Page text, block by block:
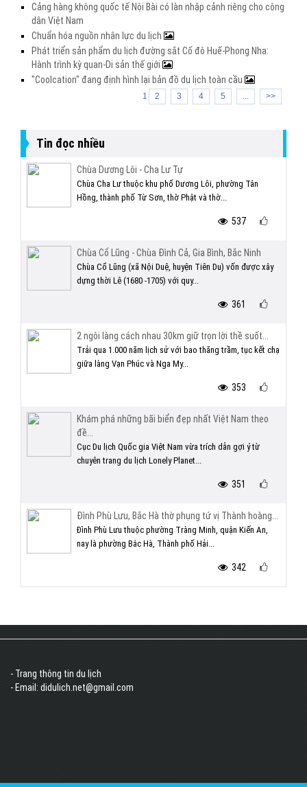
Cảng hàng không quốc tế Nội Bài có làn nhập cảnh riêng cho công
dân Việt Nam
Chuẩn hóa nguồn nhân lực du lịch
Phát triển sản phẩm du lịch đường sắt Cố đô Huế-Phong Nha:
Hành trình kỳ quan-Di sản thế giới
"Coolcation" đang định hình lại bản đồ du lịch toàn cầu
1 2 3 4 5 ... >>
Tin đọc nhiều
Chùa Dương Lôi - Cha Lư Tự
Chùa Cha Lư thuộc khu phố Dương Lôi, phường Tân
Hồng, thành phố Từ Sơn, thờ Phật và thờ...
537
Chùa Cổ Lũng - Chùa Đình Cả, Gia Bình, Bắc Ninh
Chùa Cổ Lũng (xã Nội Duệ, huyện Tiên Du) vốn được xây
dựng thời Lê (1680 -1705) với quy...
361
2 ngôi làng cách nhau 30km giữ trọn lời thề suốt...
Trải qua 1.000 năm lịch sử với bao thăng trầm, tục kết chạ
giữa làng Vạn Phúc và Nga My...
353
Khám phá những bãi biển đẹp nhất Việt Nam theo
đề...
Cục Du lịch Quốc gia Việt Nam vừa trích dẫn gợi ý từ
chuyên trang du lịch Lonely Planet...
351
Đình Phù Lưu, Bắc Hà thờ phụng tứ vị Thành hoàng...
Đình Phù Lưu thuộc phường Tràng Minh, quận Kiến An,
nay là phường Bắc Hà, Thành phố Hải...
342
- Trang thông tin du lịch
- Email: didulich.net@gmail.com